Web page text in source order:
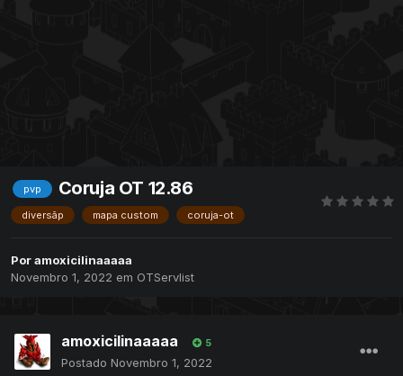
pvp Coruja OT 12.86
diversãp mapa custom coruja-ot
Poramoxicilinaaaaa
Novembro 1, 2022 em OTServlist
amoxicilinaaaaa 5
Postado Novembro 1, 2022